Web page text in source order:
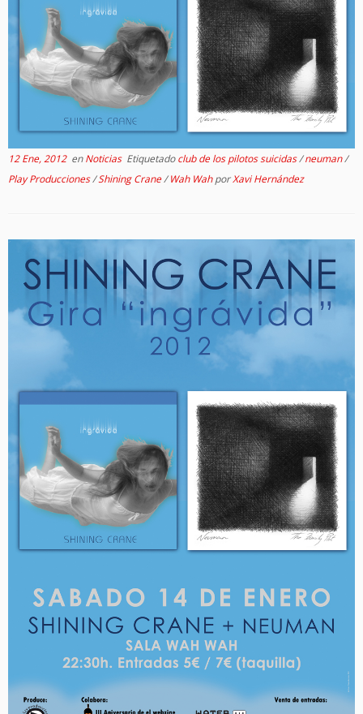
12 Ene, 2012enNoticias Etiquetadoclub de los pilotos suicidas/neuman/
Play Producciones/Shining Crane/Wah WahporXavi Hernández